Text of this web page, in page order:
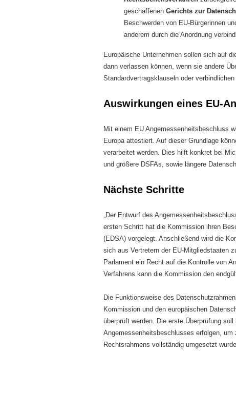
geschaffenen Gerichts zur
Beschwerden von EU-Bürgerinnen
anderem durch die Anordnung
Europäische Unternehmen sollen sich auf
dann verlassen können, wenn sie andere
Standardvertragsklauseln oder
Auswirkungen eines EU-
Mit einem EU Angemessenheitsbeschluss
Europa attestiert. Auf dieser Grundlage
verarbeitet werden. Dies hilft konkret bei
und größere DSFAs, sowie längere
Nächste Schritte
„Der Entwurf des
ersten Schritt hat die Kommission ihren
(EDSA) vorgelegt. Anschließend wird die
sich aus Vertretern der EU-Mitgliedstaaten
Parlament ein Recht auf die Kontrolle von
Verfahrens kann die Kommission den
Die Funktionsweise des
Kommission und den europäischen
überprüft werden. Die erste Überprüfung
Angemessenheitsbeschlusses erfolgen,
Rechtsrahmens vollständig umgesetzt